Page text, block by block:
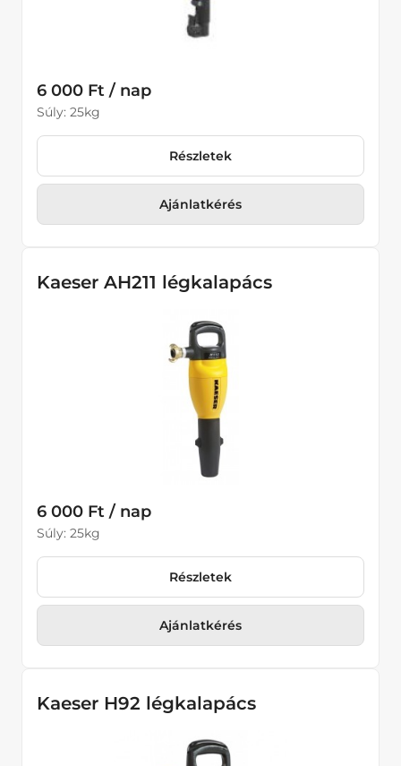
6 000 Ft / nap
Súly: 25kg
Részletek
Ajánlatkérés
Kaeser AH211 légkalapács
6 000 Ft / nap
Súly: 25kg
Részletek
Ajánlatkérés
Kaeser H92 légkalapács